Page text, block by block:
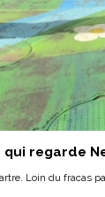
regarde
Loin du fracas